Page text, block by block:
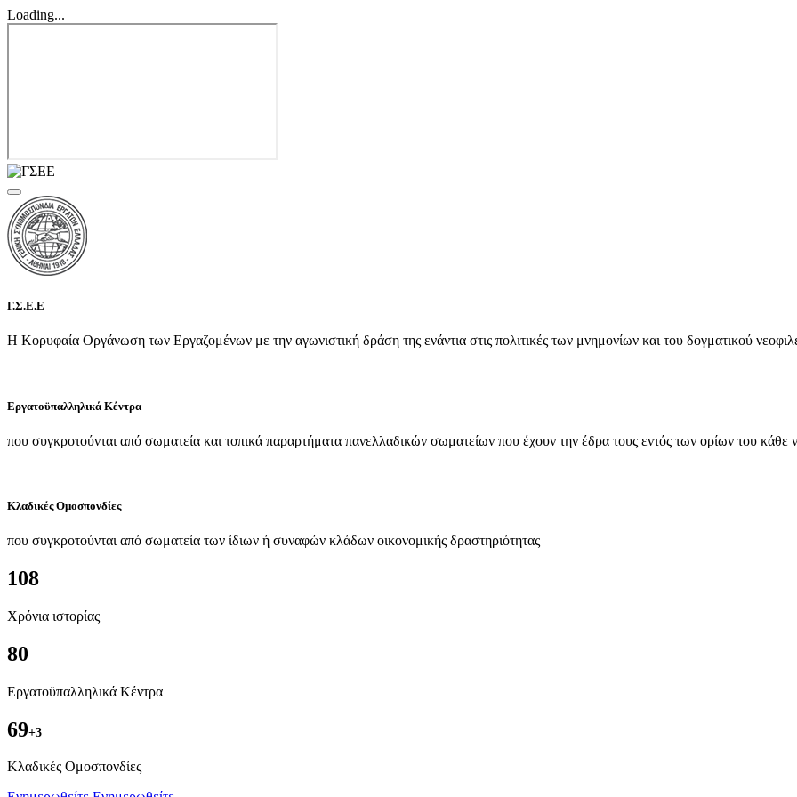
Loading...
Γ.Σ.Ε.Ε
Η Κορυφαία Οργάνωση των Εργαζομένων με την αγωνιστική δράση της ενάντια στις πολιτικές των μνημονίων και του δογματικού
Εργατοϋπαλληλικά Κέντρα
που συγκροτούνται από σωματεία και τοπικά παραρτήματα πανελλαδικών σωματείων που έχουν την έδρα τους εντός των ορίων του κάθε
Κλαδικές Ομοσπονδίες
που συγκροτούνται από σωματεία των ίδιων ή συναφών κλάδων οικονομικής δραστηριότητας
108
Χρόνια ιστορίας
80
Εργατοϋπαλληλικά Κέντρα
69+3
Kλαδικές Ομοσπονδίες